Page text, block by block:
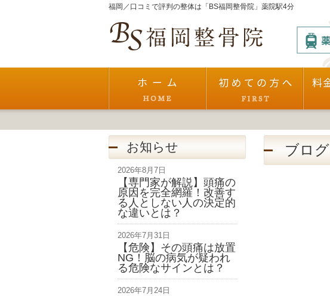
福岡／口コミで評判の整体は「BS福岡整骨院」薬院駅4分
お知らせ
2026年8月7日
【専門家が解説】頭痛の
原因を完全網羅！改善す
る人としない人の決定的
な違いとは？
2026年7月31日
【危険】その頭痛は放置
NG！脳の病気が疑われ
る危険なサインとは？
2026年7月24日
ブログ